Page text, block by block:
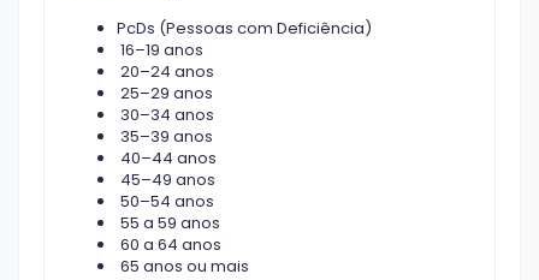
PcDs (Pessoas com Deficiência)
16–19 anos
20–24 anos
25–29 anos
30–34 anos
35–39 anos
40–44 anos
45–49 anos
50–54 anos
55 a 59 anos
60 a 64 anos
65 anos ou mais